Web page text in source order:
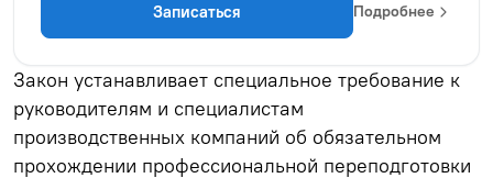
Записаться Подробнее
Закон устанавливает специальное требование к
руководителям и специалистам
производственных компаний об обязательном
прохождении профессиональной переподготовки